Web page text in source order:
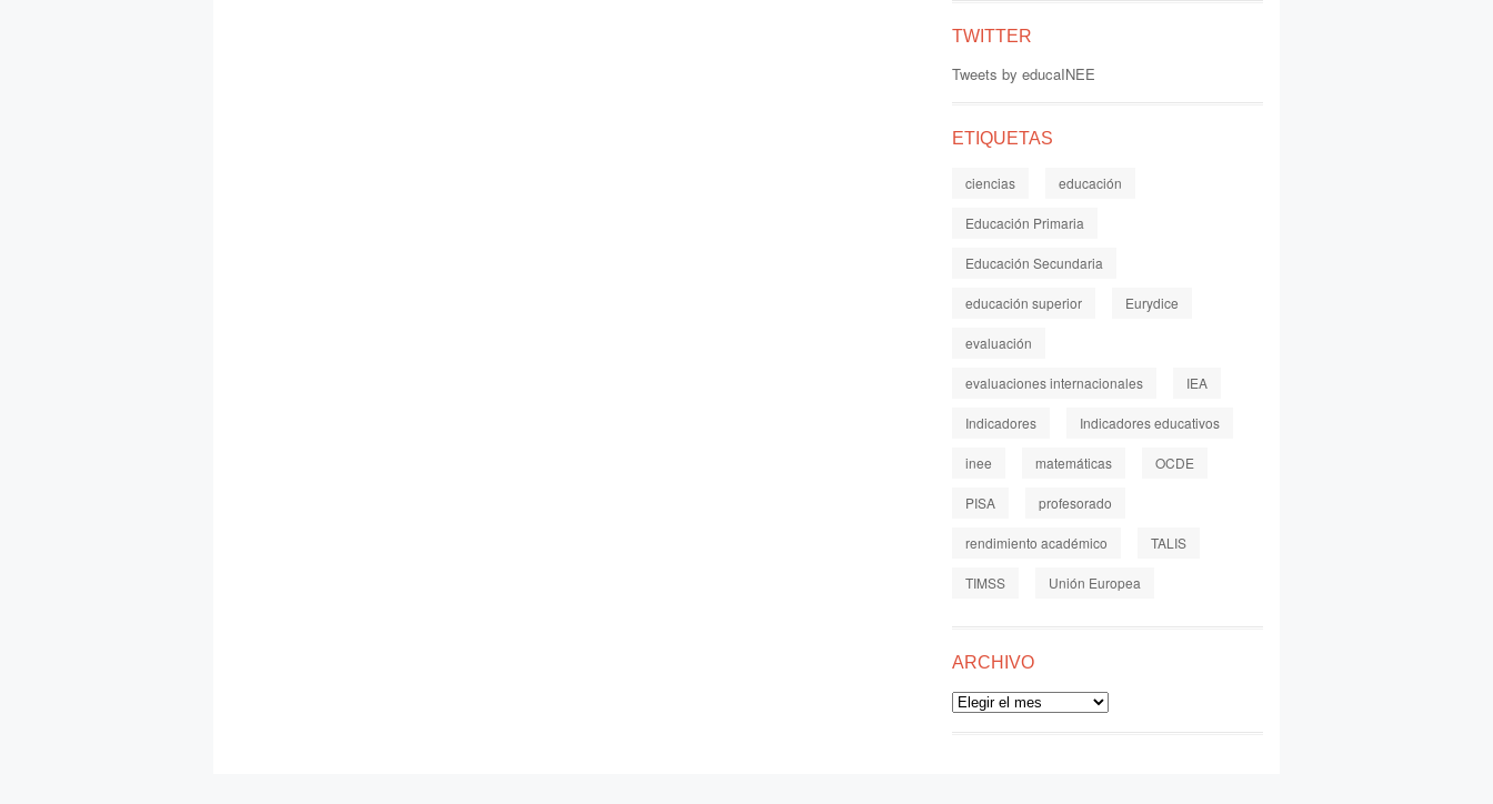
TWITTER
Tweets by educaINEE
ETIQUETAS
ciencias educación
Educación Primaria
Educación Secundaria
educación superior Eurydice
evaluación
evaluaciones internacionales IEA
Indicadores Indicadores educativos
inee matemáticas OCDE
PISA profesorado
rendimiento académico TALIS
TIMSS Unión Europea
ARCHIVO
Archivo